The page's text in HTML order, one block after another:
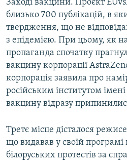
Заході вакцини. Проєкт
близько 700 публікацій, в
твердження, що не
з епідемією. При цьому, як
пропаганда спочатку
вакцину корпорації
корпорація заявила про
російським інститутом
вакцину відразу
Третє місце дісталося
що видавав у своїй програмі
білоруських протестів за